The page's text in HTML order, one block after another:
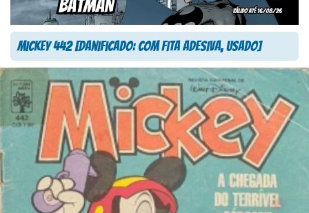
Mickey 442 [Danificado: Com Fita Adesiva, Usado]